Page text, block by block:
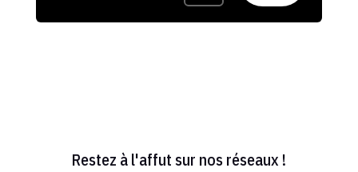
Restez à l'affut sur nos réseaux !